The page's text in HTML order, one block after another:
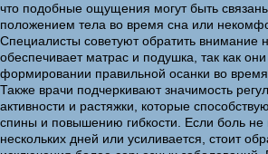
что подобные ощущения могут быть
положением тела во время сна или
Специалисты советуют обратить внимание
обеспечивает матрас и подушка, так как
формировании правильной осанки во время
Также врачи подчеркивают значимость
активности и растяжки, которые
спины и повышению гибкости. Если боль не
нескольких дней или усиливается, стоит